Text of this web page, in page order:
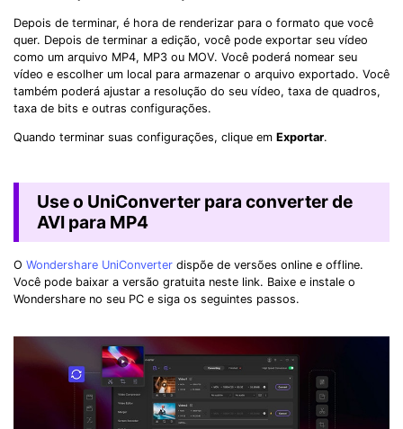
Depois de terminar, é hora de renderizar para o formato que você
quer. Depois de terminar a edição, você pode exportar seu vídeo
como um arquivo MP4, MP3 ou MOV. Você poderá nomear seu
vídeo e escolher um local para armazenar o arquivo exportado. Você
também poderá ajustar a resolução do seu vídeo, taxa de quadros,
taxa de bits e outras configurações.
Quando terminar suas configurações, clique em Exportar.
Use o UniConverter para converter de
AVI para MP4
O Wondershare UniConverter dispõe de versões online e offline.
Você pode baixar a versão gratuita neste link. Baixe e instale o
Wondershare no seu PC e siga os seguintes passos.